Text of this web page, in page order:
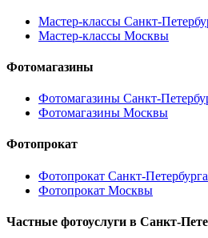
Мастер-классы Санкт-
Мастер-классы Москвы
Фотомагазины
Фотомагазины Санкт-
Фотомагазины Москвы
Фотопрокат
Фотопрокат Санкт-Петербурга
Фотопрокат Москвы
Частные фотоуслуги в Санкт-